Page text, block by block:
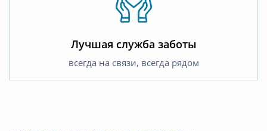
Лучшая служба заботы
всегда на связи, всегда рядом